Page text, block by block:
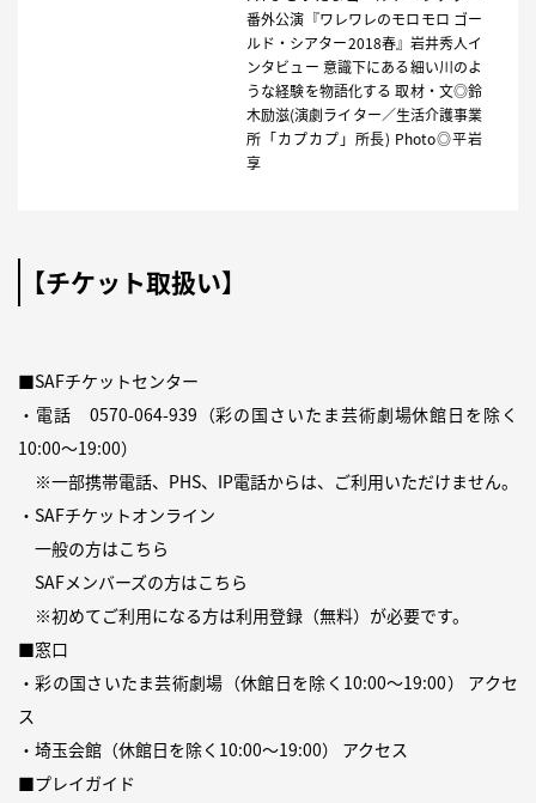
番外公演『ワレワレのモロモロ ゴー
ルド・シアター2018春』岩井秀人イ
ンタビュー 意識下にある細い川のよ
うな経験を物語化する 取材・文◎鈴
木励滋(演劇ライター／生活介護事業
所「カプカプ」所長) Photo◎平岩
享
【チケット取扱い】
■SAFチケットセンター
・電話 0570-064-939（彩の国さいたま芸術劇場休館日を除く
10:00〜19:00）
※一部携帯電話、PHS、IP電話からは、ご利用いただけません。
・SAFチケットオンライン
一般の方はこちら
SAFメンバーズの方はこちら
※初めてご利用になる方は利用登録（無料） が必要です。
■窓口
・彩の国さいたま芸術劇場（休館日を除く10:00〜19:00） アクセ
ス
・埼玉会館（休館日を除く10:00〜19:00） アクセス
■プレイガイド